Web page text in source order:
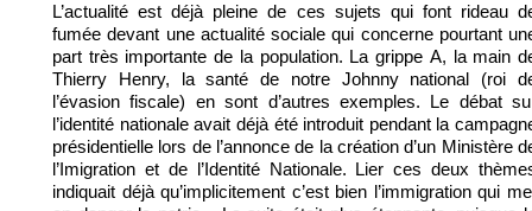
L’actualité est déjà pleine de ces sujets qui font rideau
fumée devant une actualité sociale qui concerne pourtant
part très importante de la population. La grippe A, la main
Thierry Henry, la santé de notre Johnny national (roi
l’évasion fiscale) en sont d’autres exemples. Le débat
l’identité nationale avait déjà été introduit pendant la
présidentielle lors de l’annonce de la création d’un Ministère
l’Imigration et de l’Identité Nationale. Lier ces deux
indiquait déjà qu’implicitement c’est bien l’immigration qui